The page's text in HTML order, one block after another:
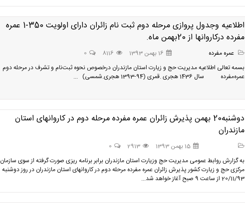
اطلاعیه وجدول پروازی مرحله دوم ثبت نام زائران دارای اولویت 350-1 عمره
مفرده درکاروانها از 20بهمن ماه.
عمره مفرده 16 بهمن 1393 8116
0
بسمه تعالی اطلاعیه مدیریت حج و زیارت استان مازندران درخصوص نحوه ثبت‌نام و تشرف در مرحله دوم
عمره‌مفرده سال 1436 هجری .قمری (94-1393 هجری.شمسی) ...
دوشنبه20 بهمن پذیرش زائران عمره مفرده مرحله دوم در کاروانهای استان
مازندران
15 بهمن 1393 2913
0
به گزارش روابط عمومی مدیریت حج وزیارت استان مازندران برابر برنامه ریزی صورت گرفته از سوی سازمان
مرکزی حج و زیارت کشور پذیرش زائران عمره مفرده مرحله دوم در کاروانهای استان مازندران در روز دوشنبه
20/11/93 از ساعت 9 صبح آغاز خواهد شد...